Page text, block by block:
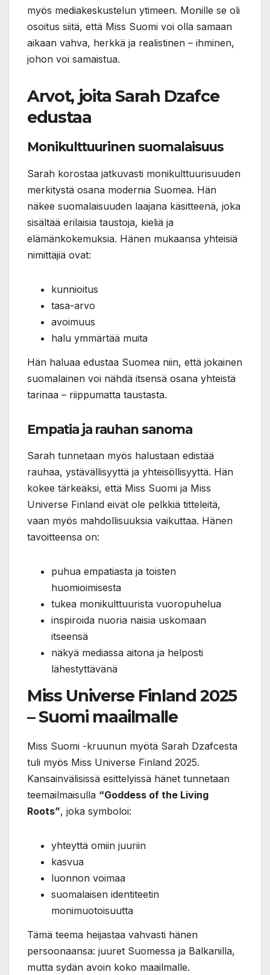
myös mediakeskustelun ytimeen. Monille se oli
osoitus siitä, että Miss Suomi voi olla samaan
aikaan vahva, herkkä ja realistinen – ihminen,
johon voi samaistua.
Arvot, joita Sarah Dzafce
edustaa
Monikulttuurinen suomalaisuus
Sarah korostaa jatkuvasti monikulttuurisuuden
merkitystä osana modernia Suomea. Hän
näkee suomalaisuuden laajana käsitteenä, joka
sisältää erilaisia taustoja, kieliä ja
elämänkokemuksia. Hänen mukaansa yhteisiä
nimittäjiä ovat:
kunnioitus
tasa-arvo
avoimuus
halu ymmärtää muita
Hän haluaa edustaa Suomea niin, että jokainen
suomalainen voi nähdä itsensä osana yhteistä
tarinaa – riippumatta taustasta.
Empatia ja rauhan sanoma
Sarah tunnetaan myös halustaan edistää
rauhaa, ystävällisyyttä ja yhteisöllisyyttä. Hän
kokee tärkeäksi, että Miss Suomi ja Miss
Universe Finland eivät ole pelkkiä titteleitä,
vaan myös mahdollisuuksia vaikuttaa. Hänen
tavoitteensa on:
puhua empatiasta ja toisten
huomioimisesta
tukea monikulttuurista vuoropuhelua
inspiroida nuoria naisia uskomaan
itseensä
näkyä mediassa aitona ja helposti
lähestyttävänä
Miss Universe Finland 2025
– Suomi maailmalle
Miss Suomi -kruunun myötä Sarah Dzafcesta
tuli myös Miss Universe Finland 2025.
Kansainvälisissä esittelyissä hänet tunnetaan
teemailmaisulla “Goddess of the Living
Roots”, joka symboloi:
yhteyttä omiin juuriin
kasvua
luonnon voimaa
suomalaisen identiteetin
monimuotoisuutta
Tämä teema heijastaa vahvasti hänen
persoonaansa: juuret Suomessa ja Balkanilla,
mutta sydän avoin koko maailmalle.